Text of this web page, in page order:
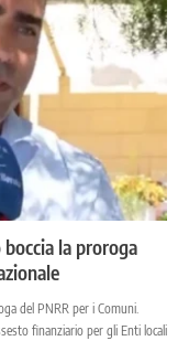
la proroga
del PNRR per i Comuni.
finanziario per gli Enti locali